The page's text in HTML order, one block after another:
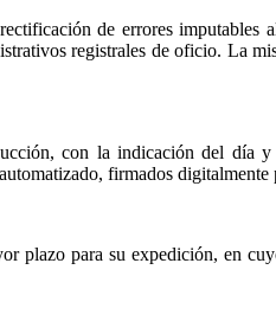
de errores imputables
registrales de oficio. La
con la indicación del día
firmados
plazo para su expedición, en